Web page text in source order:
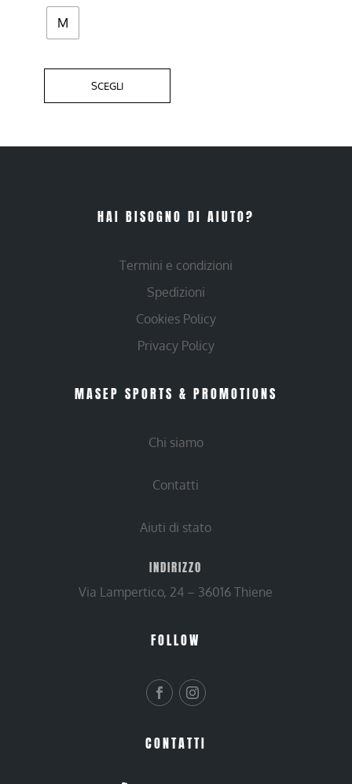
M
SCEGLI
del
prodotto
HAI BISOGNO DI AIUTO?
Termini e condizioni
Spedizioni
Cookies Policy
Privacy Policy
MASEP SPORTS & PROMOTIONS
Chi siamo
Contatti
Aiuti di stato
INDIRIZZO
Via Lampertico, 24 – 36016 Thiene
FOLLOW
CONTATTI